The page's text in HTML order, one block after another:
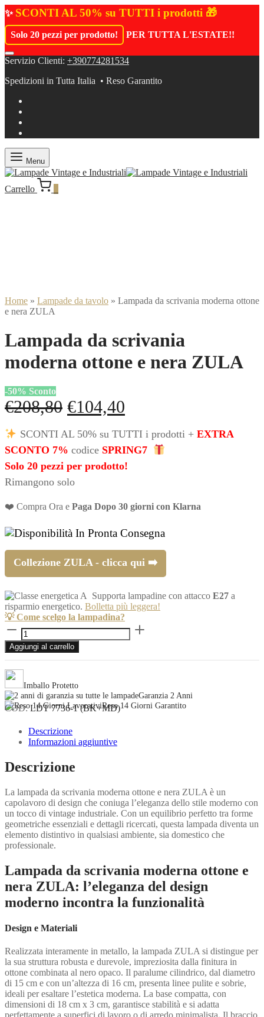
✨ SCONTI AL 50% su TUTTI i prodotti 🎁
Solo 20 pezzi per prodotto! PER TUTTA L'ESTATE!!
Servizio Clienti: +390774281534
Spedizioni in Tutta Italia • Reso Garantito
Menu
Carrello
Home » Lampade da tavolo » Lampada da scrivania moderna ottone
e nera ZULA
Lampada da scrivania
moderna ottone e nera ZULA
-50% Sconto
€208,80 Il
prezzo
originale
era:
€208,80.
€104,40
prezzo
attuale
è:
SCONTI AL 50% su TUTTI i prodotti + EXTRA
SCONTO 7% codice SPRING7
Solo 20 pezzi per prodotto!
Rimangono solo
❤️ Compra Ora e Paga Dopo 30 giorni con Klarna
In Pronta Consegna
Collezione ZULA - clicca qui ➡️
Supporta lampadine con attacco E27 a
risparmio energetico. Bolletta più leggera!
💡 Come scelgo la lampadina?
Lampada
da
scrivania
moderna
ottone
e
nera
ZULA
quantità
Aggiungi al carrello
Imballo Protetto
Garanzia 2 Anni
Reso 14 Giorni Garantito
COD:LDT 7736-1 (BK+MD)
Descrizione
Informazioni aggiuntive
Descrizione
La lampada da scrivania moderna ottone e nera ZULA è un
capolavoro di design che coniuga l’eleganza dello stile moderno con
un tocco di vintage industriale. Con un equilibrio perfetto tra forme
geometriche essenziali e dettagli ricercati, questa lampada diventa un
elemento distintivo in qualsiasi ambiente, sia domestico che
professionale.
Lampada da scrivania moderna ottone e
nera ZULA: l’eleganza del design
moderno incontra la funzionalità
Design e Materiali
Realizzata interamente in metallo, la lampada ZULA si distingue per
la sua struttura robusta e durevole, impreziosita dalla finitura in
ottone combinata al nero opaco. Il paralume cilindrico, dal diametro
di 15 cm e con un’altezza di 16 cm, presenta linee pulite e sobrie,
ideali per esaltare l’estetica moderna. La base compatta, con
dimensioni di 18 cm x 3 cm, garantisce stabilità e si adatta